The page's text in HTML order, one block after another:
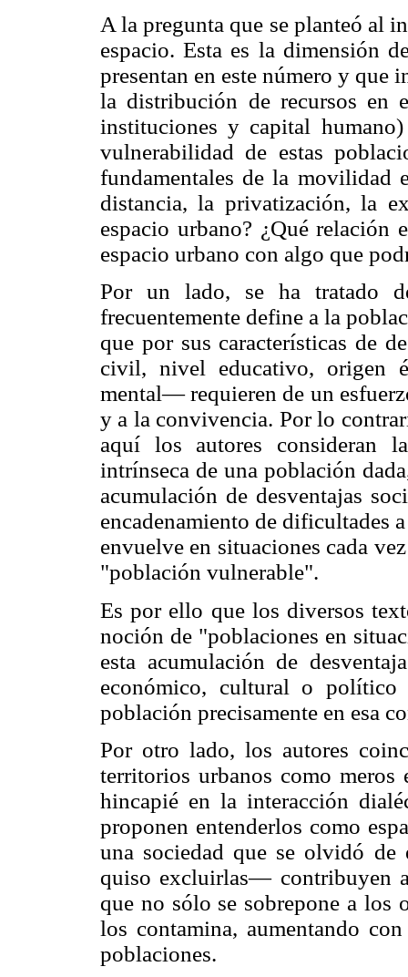
A la pregunta que se planteó al
espacio. Esta es la dimensión
presentan en este número y que
la distribución de recursos en
instituciones y capital
vulnerabilidad de estas
fundamentales de la movilidad
distancia, la privatización, la
espacio urbano? ¿Qué relación
espacio urbano con algo que
Por un lado, se ha tratado
frecuentemente define a la
que por sus características de
civil, nivel educativo, origen
mental— requieren de un
y a la convivencia. Por lo
aquí los autores consideran
intrínseca de una población
acumulación de desventajas
encadenamiento de dificultades
envuelve en situaciones cada
"población vulnerable".
Es por ello que los diversos
noción de "poblaciones en
esta acumulación de
económico, cultural o
población precisamente en esa
Por otro lado, los autores
territorios urbanos como meros
hincapié en la interacción
proponen entenderlos como
una sociedad que se olvidó de
quiso excluirlas— contribuyen
que no sólo se sobrepone a los
los contamina, aumentando
poblaciones.